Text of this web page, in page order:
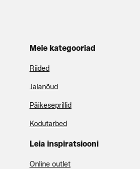
Meie kategooriad
Riided
Jalanõud
Päikeseprillid
Kodutarbed
Leia inspiratsiooni
Online outlet